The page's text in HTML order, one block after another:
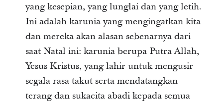
yang kesepian, yang lunglai dan yang letih.
Ini adalah karunia yang mengingatkan kita
dan mereka akan alasan sebenarnya dari
saat Natal ini: karunia berupa Putra Allah,
Yesus Kristus, yang lahir untuk mengusir
segala rasa takut serta mendatangkan
terang dan sukacita abadi kepada semua